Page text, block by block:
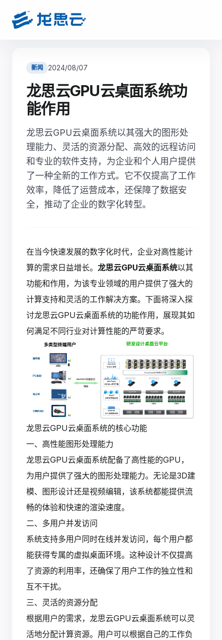
新闻 2024/08/07
龙思云GPU云桌面系统功
能作用
龙思云GPU云桌面系统以其强大的图形处
理能力、灵活的资源分配、高效的远程访问
和专业的软件支持，为企业和个人用户提供
了一种全新的工作方式。它不仅提高了工作
效率，降低了运营成本，还保障了数据安
全，推动了企业的数字化转型。
在当今快速发展的数字化时代，企业对高性能计
算的需求日益增长。 龙思云GPU云桌面系统以其
功能和作用，为该专业领域的用户提供了强大的
计算支持和灵活的工作解决方案。下面将深入探
讨龙思云GPU云桌面系统的功能作用，展现其如
何满足不同行业对计算性能的严苛要求。
龙思云GPU云桌面系统的核心功能
一、高性能图形处理能力
龙思云GPU云桌面系统配备了高性能的GPU，
为用户提供了强大的图形处理能力。无论是3D建
模、图形设计还是视频编辑，该系统都能提供流
畅的体验和快速的渲染速度。
二、多用户并发访问
系统支持多用户同时在线并发访问，每个用户都
能获得专属的虚拟桌面环境。这种设计不仅提高
了资源的利用率，还确保了用户工作的独立性和
互不干扰。
三、灵活的资源分配
根据用户的需求，龙思云GPU云桌面系统可以灵
活地分配计算资源。用户可以根据自己的工作负